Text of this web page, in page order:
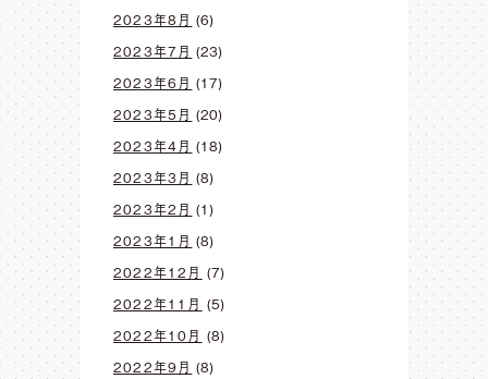
2023年8月 (6)
2023年7月 (23)
2023年6月 (17)
2023年5月 (20)
2023年4月 (18)
2023年3月 (8)
2023年2月 (1)
2023年1月 (8)
2022年12月 (7)
2022年11月 (5)
2022年10月 (8)
2022年9月 (8)